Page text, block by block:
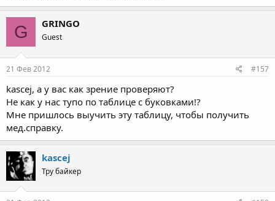
G GRINGO
Guest
21 Фев 2012 #157
kascej, а у вас как зрение проверяют?
Не как у нас тупо по таблице с буковками!?
Мне пришлось выучить эту таблицу, чтобы получить
мед.справку.
kascej
Тру байкер